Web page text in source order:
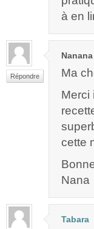
à en
Répondre
Nanana
Ma
Merci
cette
Nana
Tabara